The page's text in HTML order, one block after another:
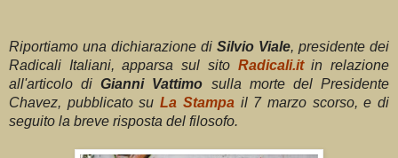
Riportiamo una dichiarazione di Silvio Viale, presidente dei
Radicali Italiani, apparsa sul sito Radicali.itin relazione
all'articolo diGianni Vattimo sulla morte del Presidente
Chavez, pubblicato suLa Stampa il 7 marzo scorso, e di
seguito la breve risposta del filosofo.